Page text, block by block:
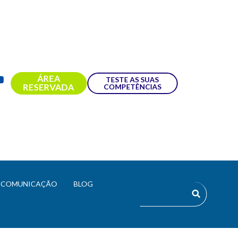
ÁREA
RESERVADA
TESTE AS SUAS
COMPETÊNCIAS
COMUNICAÇÃO BLOG